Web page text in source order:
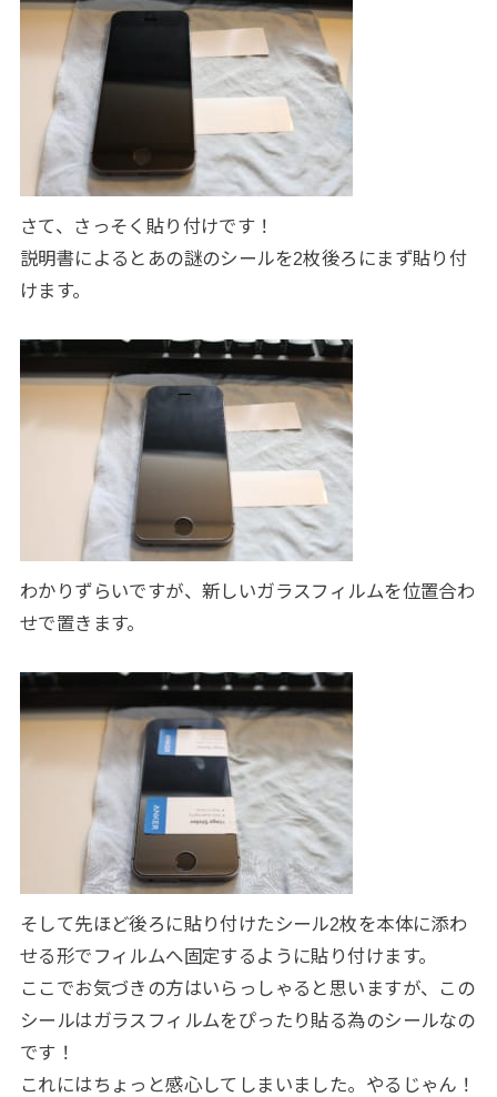
さて、さっそく貼り付けです！
説明書によるとあの謎のシールを2枚後ろにまず貼り付
けます。
わかりずらいですが、新しいガラスフィルムを位置合わ
せで置きます。
そして先ほど後ろに貼り付けたシール2枚を本体に添わ
せる形でフィルムへ固定するように貼り付けます。
ここでお気づきの方はいらっしゃると思いますが、この
シールはガラスフィルムをぴったり貼る為のシールなの
です！
これにはちょっと感心してしまいました。やるじゃん！